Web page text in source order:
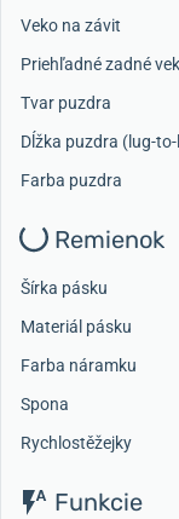
Veko na závit
Priehľadné zadné
Tvar puzdra
Dĺžka puzdra (lug-
Farba puzdra
Remienok
Šírka pásku
Materiál pásku
Farba náramku
Spona
Rychlostěžejky
Funkcie